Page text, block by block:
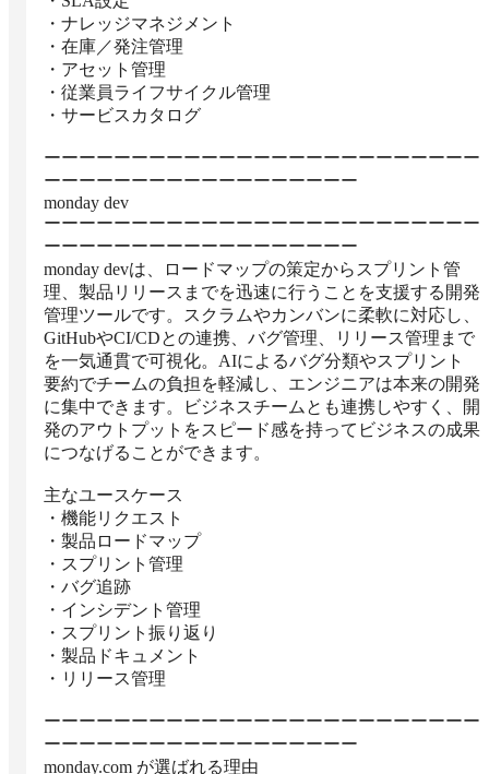
・ナレッジマネジメント
・在庫／発注管理
・アセット管理
・従業員ライフサイクル管理
・サービスカタログ
ーーーーーーーーーーーーーーーーーーーーーーーーー
ーーーーーーーーーーーーーーーーーー
monday dev
ーーーーーーーーーーーーーーーーーーーーーーーーー
ーーーーーーーーーーーーーーーーーー
monday devは、ロードマップの策定からスプリント管
理、製品リリースまでを迅速に行うことを支援する開発
管理ツールです。スクラムやカンバンに柔軟に対応し、
GitHubやCI/CDとの連携、バグ管理、リリース管理まで
を一気通貫で可視化。AIによるバグ分類やスプリント
要約でチームの負担を軽減し、エンジニアは本来の開発
に集中できます。ビジネスチームとも連携しやすく、開
発のアウトプットをスピード感を持ってビジネスの成果
につなげることができます。
主なユースケース
・機能リクエスト
・製品ロードマップ
・スプリント管理
・バグ追跡
・インシデント管理
・スプリント振り返り
・製品ドキュメント
・リリース管理
ーーーーーーーーーーーーーーーーーーーーーーーーー
ーーーーーーーーーーーーーーーーーー
monday.com が選ばれる理由